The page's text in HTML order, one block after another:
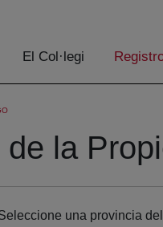
El Col·legi
de la
una provincia